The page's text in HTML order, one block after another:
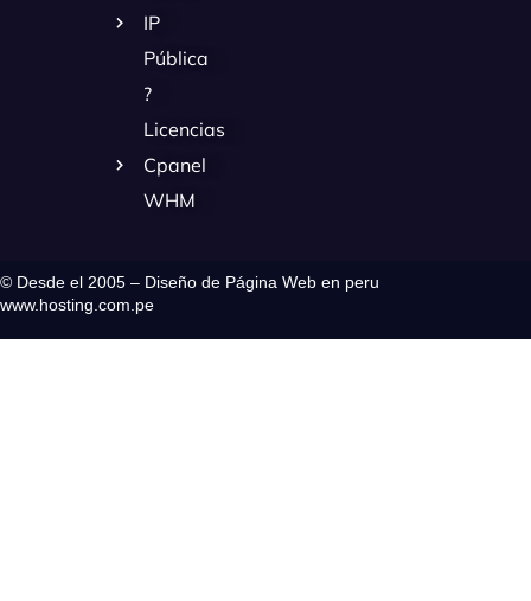
IP
Pública
?
Licencias
Cpanel
WHM
© Desde el 2005 – Diseño de Página Web en peru
www.hosting.com.pe